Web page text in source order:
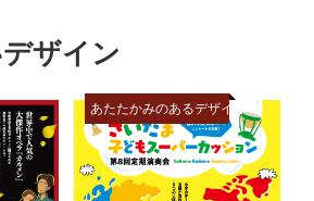
ザイン
あたたかみのあるデザイン